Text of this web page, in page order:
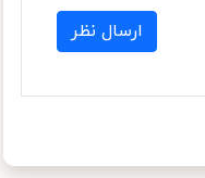
ارسال نظر